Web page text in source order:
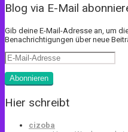
Blog via E-Mail
Gib deine E-Mail-Adresse an, um
Benachrichtigungen über neue
E-
Mail-
Adresse
Abonnieren
Hier schreibt
cizoba